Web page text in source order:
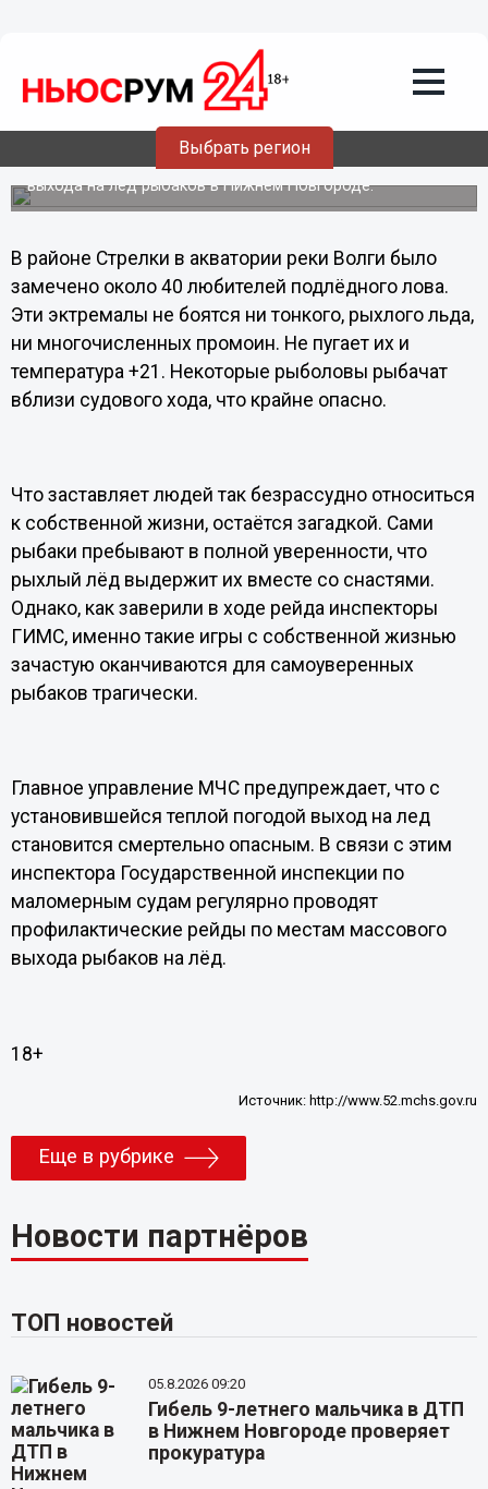
Выбрать регион
МЧС призывает любителей подлёдной
рыбалки сматывать удочки
Сотрудники Государственной инспекции по маломерным
судам ГУ МЧС России по Нижегородской области
провели профилактический рейд по местам массового
выхода на лёд рыбаков в Нижнем Новгороде.
В районе Стрелки в акватории реки Волги было
замечено около 40 любителей подлёдного лова.
Эти эктремалы не боятся ни тонкого, рыхлого льда,
ни многочисленных промоин. Не пугает их и
температура +21. Некоторые рыболовы рыбачат
вблизи судового хода, что крайне опасно.
Что заставляет людей так безрассудно относиться
к собственной жизни, остаётся загадкой. Сами
рыбаки пребывают в полной уверенности, что
рыхлый лёд выдержит их вместе со снастями.
Однако, как заверили в ходе рейда инспекторы
ГИМС, именно такие игры с собственной жизнью
зачастую оканчиваются для самоуверенных
рыбаков трагически.
Главное управление МЧС предупреждает, что с
установившейся теплой погодой выход на лед
становится смертельно опасным. В связи с этим
инспектора Государственной инспекции по
маломерным судам регулярно проводят
профилактические рейды по местам массового
выхода рыбаков на лёд.
18+
Источник: http://www.52.mchs.gov.ru
Еще в рубрике
Новости партнёров
ТОП новостей
05.8.2026 09:20
Гибель 9-летнего мальчика в ДТП
в Нижнем Новгороде проверяет
прокуратура